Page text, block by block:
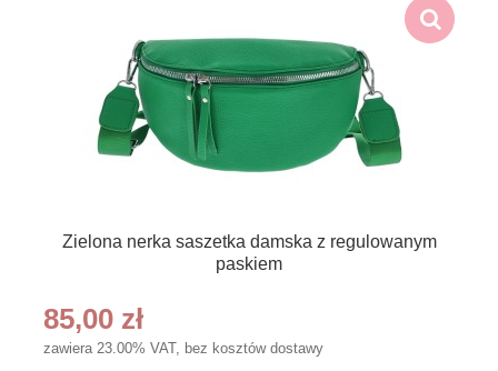
Zielona nerka saszetka damska z regulowanym
paskiem
85,00 zł
zawiera 23.00% VAT, bez kosztów dostawy